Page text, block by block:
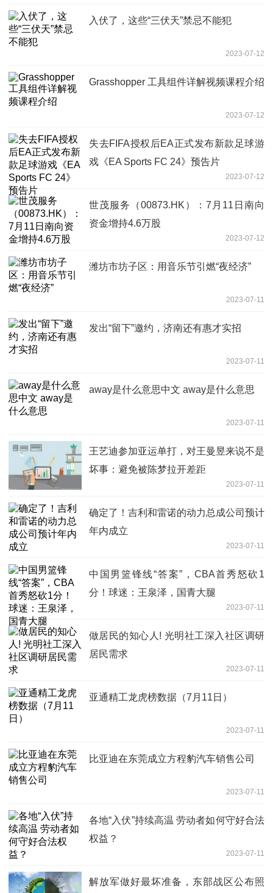
入伏了，这些“三伏天”禁忌不能犯
2023-07-12
Grasshopper 工具组件详解视频课程介绍
2023-07-12
失去FIFA授权后EA正式发布新款足球游
戏《EA Sports FC 24》预告片
2023-07-12
世茂服务（00873.HK）：7月11日南向
资金增持4.6万股
2023-07-12
潍坊市坊子区：用音乐节引燃“夜经济”
2023-07-11
发出“留下”邀约，济南还有惠才实招
2023-07-11
away是什么意思中文 away是什么意思
2023-07-11
王艺迪参加亚运单打，对王曼昱来说不是
坏事：避免被陈梦拉开差距
2023-07-11
确定了！吉利和雷诺的动力总成公司预计
年内成立
2023-07-11
中国男篮锋线“答案”，CBA首秀怒砍1
分！球迷：王泉泽，国青大腿
2023-07-11
做居民的知心人! 光明社工深入社区调研
居民需求
2023-07-11
亚通精工龙虎榜数据（7月11日）
2023-07-11
比亚迪在东莞成立方程豹汽车销售公司
2023-07-11
各地“入伏”持续高温 劳动者如何守好合法
权益？
2023-07-11
解放军做好最坏准备，东部战区公布照